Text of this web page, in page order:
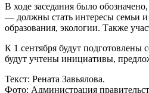
В ходе заседания было
— должны стать интересы семьи и
образования, экологии. Также
К 1 сентября будут подготовлены
будут учтены инициативы,
Текст: Рената Завьялова.
Фото: Администрация